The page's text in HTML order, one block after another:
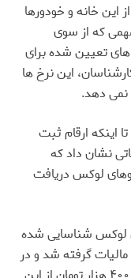
این خانه و خودورها
که از سوی
تعیین شده برای
این نرخ ها
نمی دهد.
اینکه ارقام ثبت
نشان داد که
لوکس دریافت
۵۰۰ واحد مسکونی لوکس شناسایی شده
میلیون تومان مالیات گرفته شد و در